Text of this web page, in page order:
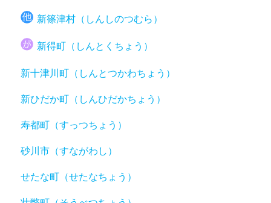
新篠津村（しんしのつむら）
新得町（しんとくちょう）
新十津川町（しんとつかわちょう）
新ひだか町（しんひだかちょう）
寿都町（すっつちょう）
砂川市（すながわし）
せたな町（せたなちょう）